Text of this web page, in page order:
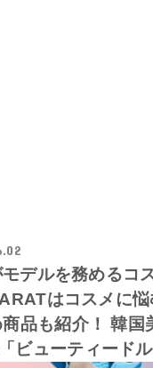
デルを務めるコ
はコスメに
品も紹介！ 韓国
ビューティード